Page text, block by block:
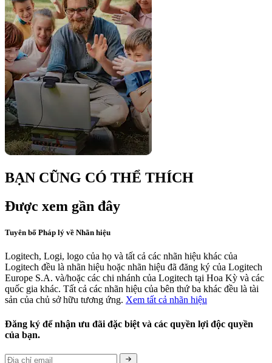
BẠN CŨNG CÓ THỂ THÍCH
Được xem gần đây
Tuyên bố Pháp lý về Nhãn hiệu
Logitech, Logi, logo của họ và tất cả các nhãn hiệu khác của
Logitech đều là nhãn hiệu hoặc nhãn hiệu đã đăng ký của Logitech
Europe S.A. và/hoặc các chi nhánh của Logitech tại Hoa Kỳ và các
quốc gia khác. Tất cả các nhãn hiệu của bên thứ ba khác đều là tài
sản của chủ sở hữu tương ứng. Xem tất cả nhãn hiệu
Đăng ký để nhận ưu đãi đặc biệt và các quyền lợi độc quyền
của bạn.